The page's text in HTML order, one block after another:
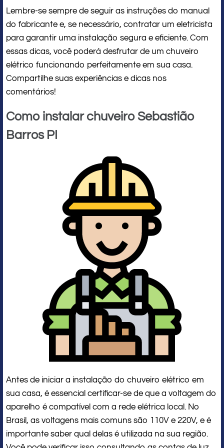
Lembre-se sempre de seguir as instruções do manual
do fabricante e, se necessário, contratar um eletricista
para garantir uma instalação segura e eficiente. Com
essas dicas, você poderá desfrutar de um chuveiro
elétrico funcionando perfeitamente em sua casa.
Compartilhe suas experiências e dicas nos
comentários!
Como instalar chuveiro Sebastião
Barros PI
Antes de iniciar a instalação do chuveiro elétrico em
sua casa, é essencial certificar-se de que a voltagem do
aparelho é compatível com a rede elétrica local. No
Brasil, as voltagens mais comuns são 110V e 220V, e é
importante saber qual delas é utilizada na sua região.